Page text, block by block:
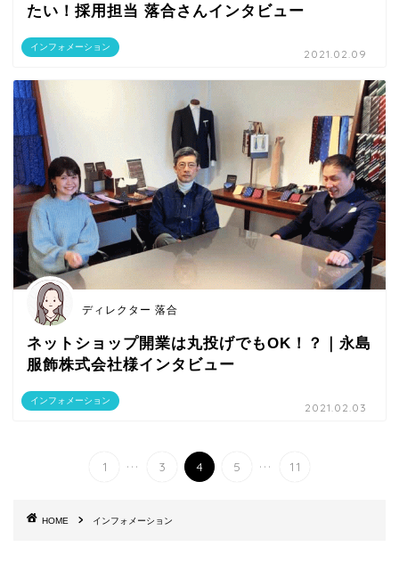
インフォメーション
たい！採用担当 落合さんインタビュー
2021.02.09
インフォメーション
ディレクター 落合
ネットショップ開業は丸投げでもOK！？｜永島
服飾株式会社様インタビュー
2021.02.03
1 ... 3 4 5 ... 11
HOME インフォメーション